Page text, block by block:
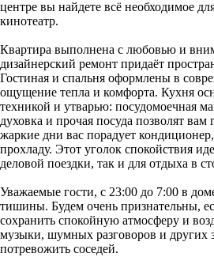
центре вы найдете всё необходимое
кинотеатр.
Квартира выполнена с любовью и
дизайнерский ремонт придаёт
Гостиная и спальня оформлены в
ощущение тепла и комфорта. Кухня
техникой и утварью: посудомоечная
духовка и прочая посуда позволят вам
жаркие дни вас порадует
прохладу. Этот уголок спокойствия
деловой поездки, так и для отдыха в
Уважаемые гости, с 23:00 до 7:00 в
тишины. Будем очень признательны,
сохранить спокойную атмосферу и
музыки, шумных разговоров и других
потревожить соседей.